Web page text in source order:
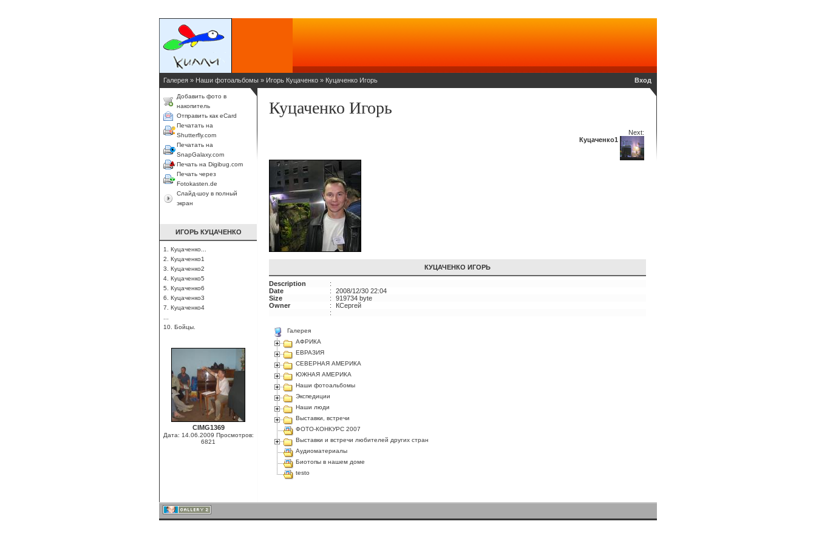
Вход
Галерея » Наши фотоальбомы » Игорь Куцаченко » Куцаченко Игорь
Добавить фото в
накопитель
Отправить как eCard
Печатать на
Shutterfly.com
Печатать на
SnapGalaxy.com
Печать на Digibug.com
Печать через
Fotokasten.de
Слайд-шоу в полный
экран
ИГОРЬ КУЦАЧЕНКО
1. Куцаченко...
2. Куцаченко1
3. Куцаченко2
4. Куцаченко5
5. Куцаченко6
6. Куцаченко3
7. Куцаченко4
10. Бойцы.
CIMG1369
Дата: 14.06.2009 Просмотров:
6821
Куцаченко Игорь
Next:
Куцаченко1
КУЦАЧЕНКО ИГОРЬ
Description
:
Date
:
2008/12/30 22:04
Size
:
919734 byte
Owner
:
КСергей
:
Галерея
АФРИКА
ЕВРАЗИЯ
СЕВЕРНАЯ АМЕРИКА
ЮЖНАЯ АМЕРИКА
Наши фотоальбомы
Экспедиции
Наши люди
Выставки, встречи
ФОТО-КОНКУРС 2007
Выставки и встречи любителей других стран
Аудиоматериалы
Биотопы в нашем доме
testo